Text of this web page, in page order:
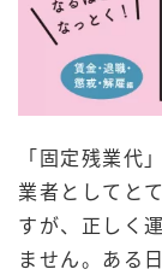
「固定残業代
業者としてと
すが、正しく
ません。ある